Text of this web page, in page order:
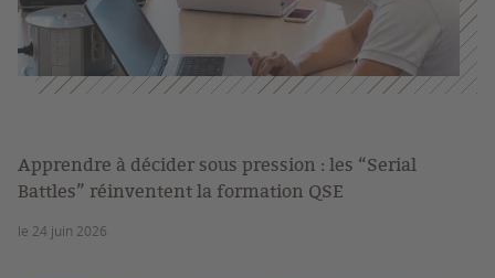
Apprendre à décider sous pression : les “Serial
Battles” réinventent la formation QSE
le 24 juin 2026